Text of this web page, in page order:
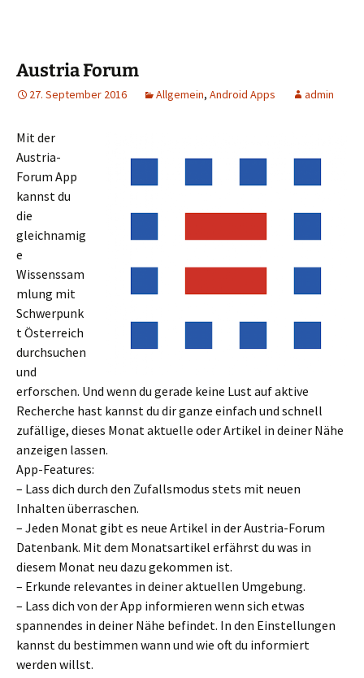
Austria Forum
27. September 2016 Allgemein, Android Apps admin
Mit der
Austria-
Forum App
kannst du
die
gleichnamig
e
Wissenssam
mlung mit
Schwerpunk
t Österreich
durchsuchen
und
erforschen. Und wenn du gerade keine Lust auf aktive
Recherche hast kannst du dir ganze einfach und schnell
zufällige, dieses Monat aktuelle oder Artikel in deiner Nähe
anzeigen lassen.
App-Features:
– Lass dich durch den Zufallsmodus stets mit neuen
Inhalten überraschen.
– Jeden Monat gibt es neue Artikel in der Austria-Forum
Datenbank. Mit dem Monatsartikel erfährst du was in
diesem Monat neu dazu gekommen ist.
– Erkunde relevantes in deiner aktuellen Umgebung.
– Lass dich von der App informieren wenn sich etwas
spannendes in deiner Nähe befindet. In den Einstellungen
kannst du bestimmen wann und wie oft du informiert
werden willst.